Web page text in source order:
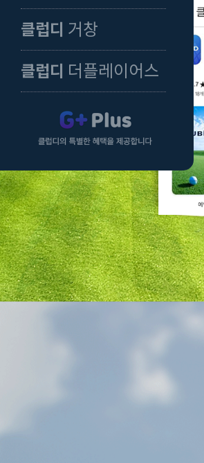
클럽디 거창
클럽디 더플레이어스